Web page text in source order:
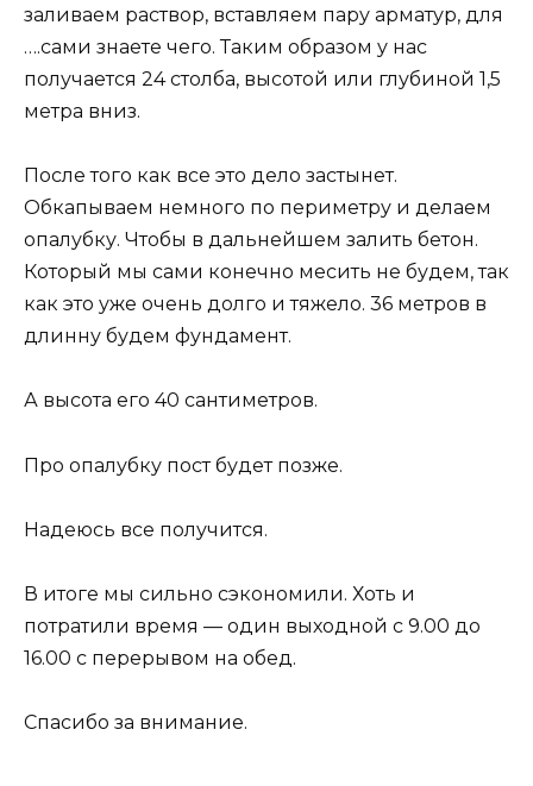
заливаем раствор, вставляем пару арматур, для
….сами знаете чего. Таким образом у нас
получается 24 столба, высотой или глубиной 1,5
метра вниз.
После того как все это дело застынет.
Обкапываем немного по периметру и делаем
опалубку. Чтобы в дальнейшем залить бетон.
Который мы сами конечно месить не будем, так
как это уже очень долго и тяжело. 36 метров в
длинну будем фундамент.
А высота его 40 сантиметров.
Про опалубку пост будет позже.
Надеюсь все получится.
В итоге мы сильно сэкономили. Хоть и
потратили время — один выходной с 9.00 до
16.00 с перерывом на обед.
Спасибо за внимание.